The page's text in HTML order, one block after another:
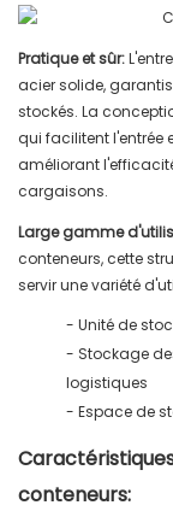
Pratique et sûr:
acier solide,
stockés. La
qui facilitent l'entrée
améliorant
cargaisons.
Large gamme
conteneurs, cette
servir une variété
- Unité de
- Stockage
logistiques
- Espace de
conteneurs: